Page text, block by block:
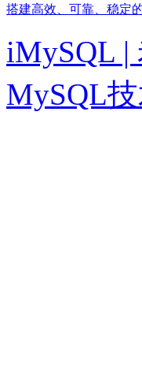
搭建高效、可靠、稳定
iMySQL |
MySQL